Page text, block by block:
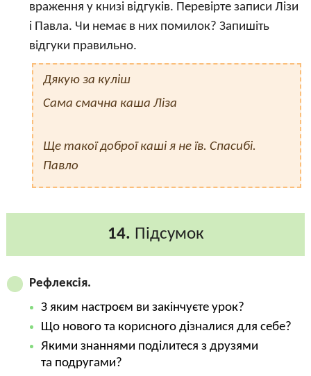
враження у книзі відгуків. Перевірте записи Лізи
і Павла. Чи немає в них помилок? Запишіть
відгуки правильно.
Дякую за куліш
Сама смачна каша Ліза
Ще такої доброї каші я не їв. Спасибі.
Павло
14. Підсумок
Рефлексія.
З яким настроєм ви закінчуєте урок?
Що нового та корисного дізналися для себе?
Якими знаннями поділитеся з друзями
та подругами?